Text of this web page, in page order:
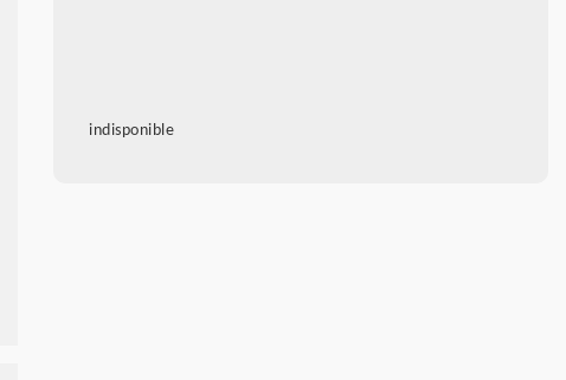
indisponible